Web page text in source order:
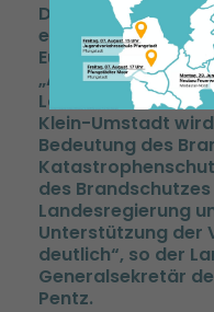
Die Freiwillige
erhält eine
Euro aus der
An der finanziellen
Landesmitteln für
Klein-Umstadt
Bedeutung des
des
Landesregierung
Unterstützung der
deutlich“, so der
Generalsekretär
Pentz.